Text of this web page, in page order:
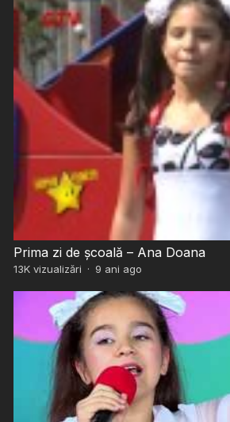
Prima zi de școală – Ana Doana
13Kvizualizări · 9 ani ago